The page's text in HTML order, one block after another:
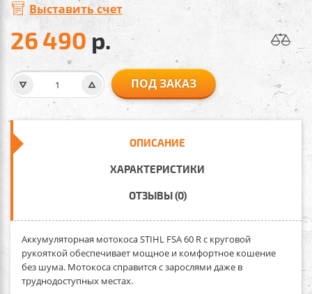
Выставить счет
26 490р.
ПОД ЗАКАЗ
ОПИСАНИЕ
ХАРАКТЕРИСТИКИ
ОТЗЫВЫ (0)
Аккумуляторная мотокоса STIHL FSA 60 R с круговой
рукояткой обеспечивает мощное и комфортное кошение
без шума. Мотокоса справится с зарослями даже в
труднодоступных местах.